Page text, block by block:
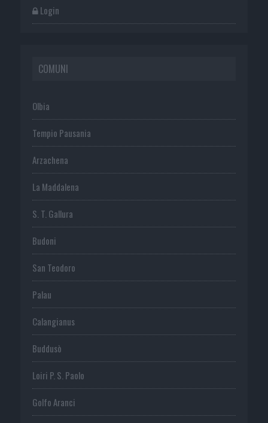
Login
COMUNI
Olbia
Tempio Pausania
Arzachena
La Maddalena
S. T. Gallura
Budoni
San Teodoro
Palau
Calangianus
Buddusò
Loiri P. S. Paolo
Golfo Aranci